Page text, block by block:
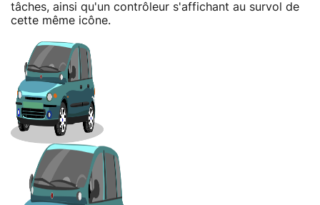
tâches, ainsi qu'un contrôleur s'affichant au survol de
cette même icône.